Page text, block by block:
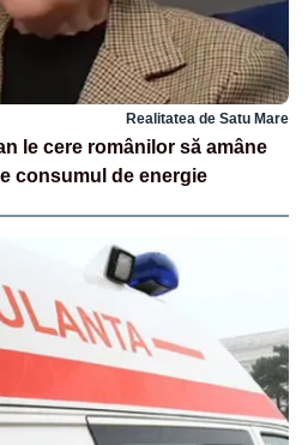
Realitatea de Satu Mare
le cere românilor să amâne
consumul de energie